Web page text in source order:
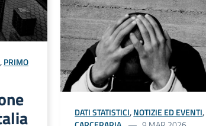
,PRIMO
DATI STATISTICI,NOTIZIE ED EVENTI,